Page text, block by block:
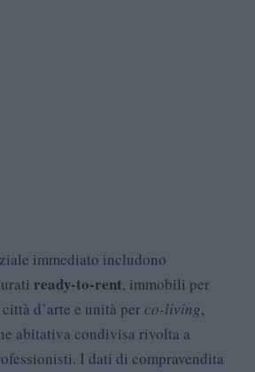
immediato includono
ready-to-rent, immobili per
d’arte e unità perco-living,
abitativa condivisa rivolta a
I dati di compravendita